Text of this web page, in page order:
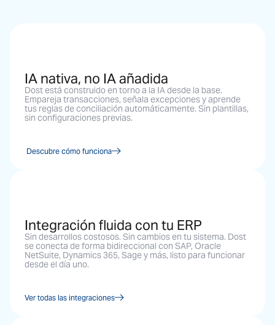
IA nativa, no IA añadida
Dost está construido en torno a la IA desde la base.
Empareja transacciones, señala excepciones y aprende
tus reglas de conciliación automáticamente. Sin plantillas,
sin configuraciones previas.
Descubre cómo funciona
Integración fluida con tu ERP
Sin desarrollos costosos. Sin cambios en tu sistema. Dost
se conecta de forma bidireccional con SAP, Oracle
NetSuite, Dynamics 365, Sage y más, listo para funcionar
desde el día uno.
Ver todas las integraciones